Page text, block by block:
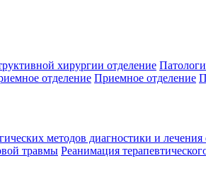
хирургии отделение
отделение Приемное отделение
методов диагностики и лечения
травмы Реанимация